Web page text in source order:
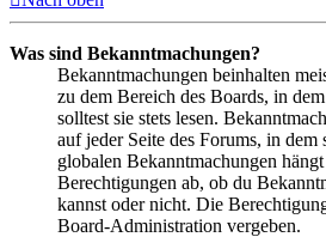
Was sind Bekanntmachungen?
Bekanntmachungen beinhalten
zu dem Bereich des Boards, in
solltest sie stets lesen.
auf jeder Seite des Forums, in
globalen Bekanntmachungen
Berechtigungen ab, ob du
kannst oder nicht. Die
Board-Administration vergeben.